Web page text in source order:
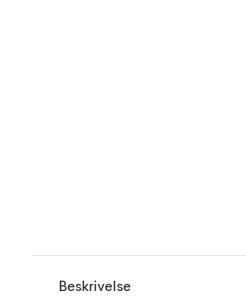
Beskrivelse